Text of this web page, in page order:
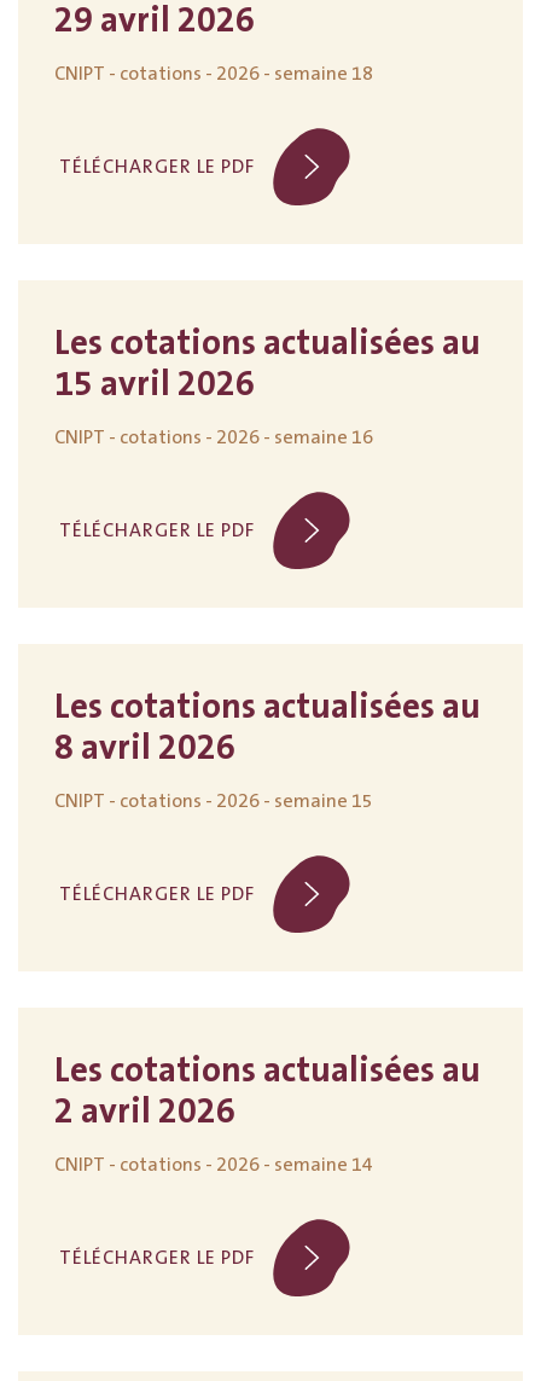
29 avril 2026
CNIPT - cotations - 2026 - semaine 18
TÉLÉCHARGER LE PDF
Les cotations actualisées au
15 avril 2026
CNIPT - cotations - 2026 - semaine 16
TÉLÉCHARGER LE PDF
Les cotations actualisées au
8 avril 2026
CNIPT - cotations - 2026 - semaine 15
TÉLÉCHARGER LE PDF
Les cotations actualisées au
2 avril 2026
CNIPT - cotations - 2026 - semaine 14
TÉLÉCHARGER LE PDF